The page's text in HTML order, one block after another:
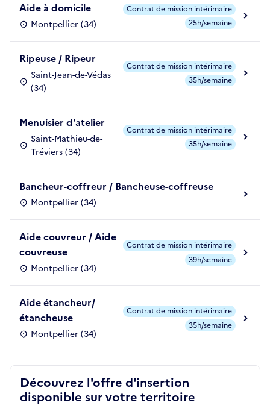
Aide à domicile
Montpellier (34)
Contrat de mission intérimaire
25h/semaine
Ripeuse / Ripeur
Saint-Jean-de-Védas
(34)
Contrat de mission intérimaire
35h/semaine
Menuisier d'atelier
Saint-Mathieu-de-
Tréviers (34)
Contrat de mission intérimaire
35h/semaine
Bancheur-coffreur / Bancheuse-coffreuse
Montpellier (34)
Aide couvreur / Aide
couvreuse
Montpellier (34)
Contrat de mission intérimaire
39h/semaine
Aide étancheur/
étancheuse
Montpellier (34)
Contrat de mission intérimaire
35h/semaine
Découvrez l'offre d'insertion
disponible sur votre territoire